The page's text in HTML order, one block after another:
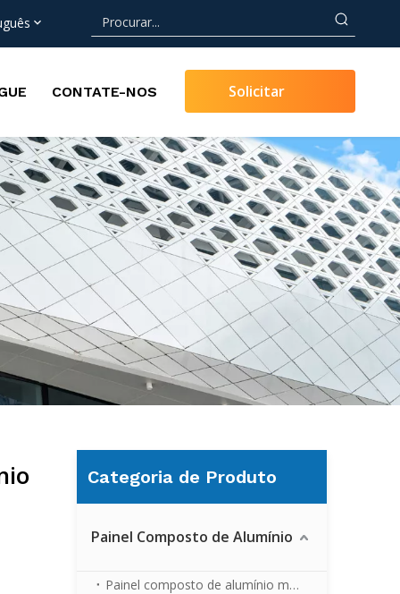
CONTATE-NOS Solicitar
Orçamento
Categoria de Produto
Painel Composto de Alumínio
Painel composto de alumínio metálico